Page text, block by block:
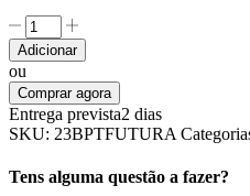
Quantidade
de
Monitor
de
Vídeo
7”
Alta-
Futura
Adicionar
ou
Comprar agora
Entrega prevista2 dias
SKU: 23BPTFUTURA
Tens alguma questão a fazer?